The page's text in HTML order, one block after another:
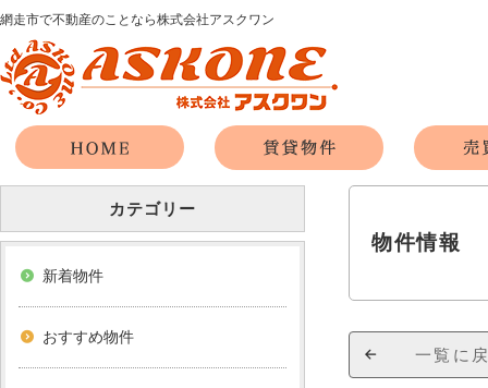
網走市で不動産のことなら株式会社アスクワン
物件情報
一覧に
カテゴリー
新着物件
おすすめ物件